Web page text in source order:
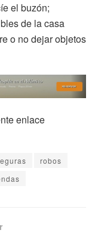
el buzón;
de la casa
o no dejar objetos
enlace
robos